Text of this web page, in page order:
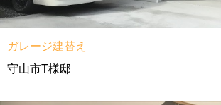
ガレージ建替え
守山市T様邸